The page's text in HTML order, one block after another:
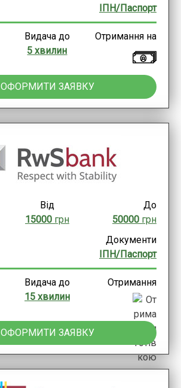
ІПН/Паспорт
Видача до
5 хвилин
Отримання на
ОФОРМИТИ ЗАЯВКУ
Від
15000грн
До
50000грн
Документи
ІПН/Паспорт
Видача до
15 хвилин
Отримання
ОФОРМИТИ ЗАЯВКУ